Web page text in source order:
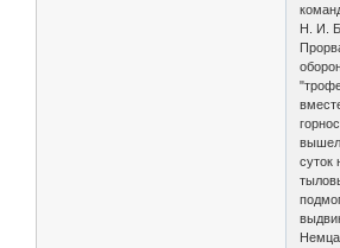
Н. И.
вышел
суток